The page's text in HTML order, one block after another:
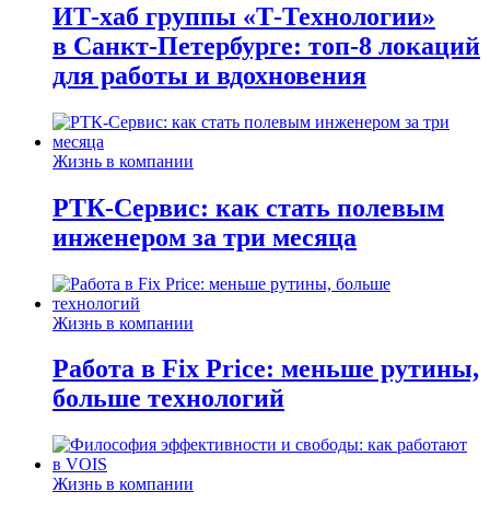
ИТ-хаб группы «Т-Технологии»
в Санкт-Петербурге: топ-8 локаций
для работы и вдохновения
Жизнь в компании
РТК-Сервис: как стать полевым
инженером за три месяца
Жизнь в компании
Работа в Fix Price: меньше рутины,
больше технологий
Жизнь в компании